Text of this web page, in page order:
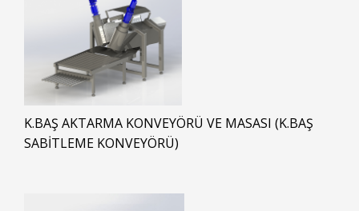
K.BAŞ AKTARMA KONVEYÖRÜ VE MASASI (K.BAŞ
SABİTLEME KONVEYÖRÜ)